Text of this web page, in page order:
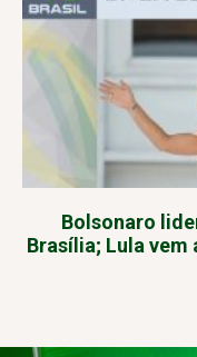
Bolsonaro
Brasília; Lula vem